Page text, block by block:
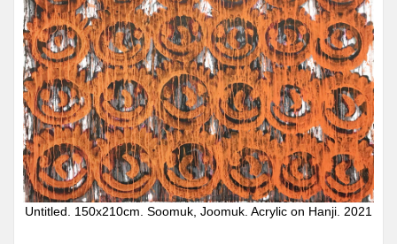
Untitled. 150x210cm. Soomuk, Joomuk. Acrylic on Hanji. 2021